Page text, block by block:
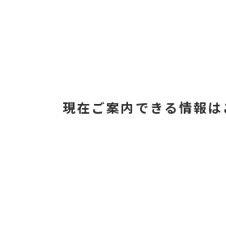
現在ご案内できる情報は